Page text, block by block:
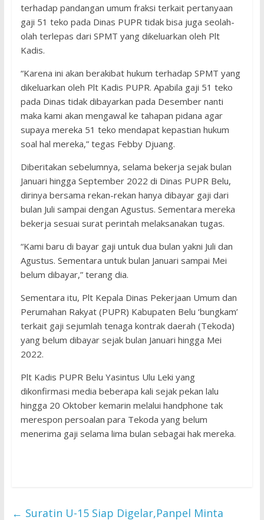
terhadap pandangan umum fraksi terkait pertanyaan
gaji 51 teko pada Dinas PUPR tidak bisa juga seolah-
olah terlepas dari SPMT yang dikeluarkan oleh Plt
Kadis.
“Karena ini akan berakibat hukum terhadap SPMT yang
dikeluarkan oleh Plt Kadis PUPR. Apabila gaji 51 teko
pada Dinas tidak dibayarkan pada Desember nanti
maka kami akan mengawal ke tahapan pidana agar
supaya mereka 51 teko mendapat kepastian hukum
soal hal mereka,” tegas Febby Djuang.
Diberitakan sebelumnya, selama bekerja sejak bulan
Januari hingga September 2022 di Dinas PUPR Belu,
dirinya bersama rekan-rekan hanya dibayar gaji dari
bulan Juli sampai dengan Agustus. Sementara mereka
bekerja sesuai surat perintah melaksanakan tugas.
“Kami baru di bayar gaji untuk dua bulan yakni Juli dan
Agustus. Sementara untuk bulan Januari sampai Mei
belum dibayar,” terang dia.
Sementara itu, Plt Kepala Dinas Pekerjaan Umum dan
Perumahan Rakyat (PUPR) Kabupaten Belu ‘bungkam’
terkait gaji sejumlah tenaga kontrak daerah (Tekoda)
yang belum dibayar sejak bulan Januari hingga Mei
2022.
Plt Kadis PUPR Belu Yasintus Ulu Leki yang
dikonfirmasi media beberapa kali sejak pekan lalu
hingga 20 Oktober kemarin melalui handphone tak
merespon persoalan para Tekoda yang belum
menerima gaji selama lima bulan sebagai hak mereka.
← Suratin U-15 Siap Digelar,Panpel Minta